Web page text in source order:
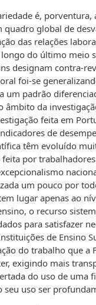
é, porventura,
quadro global de
das relações
longo do último meio
designam contra-
foi-se
um padrão
âmbito da
feita em
de
têm evoluído
feita por
um pouco por
lugar apenas ao
o recurso
para satisfazer
de Ensino
do trabalho que a
exigindo mais
do uso de uma
seu uso ser